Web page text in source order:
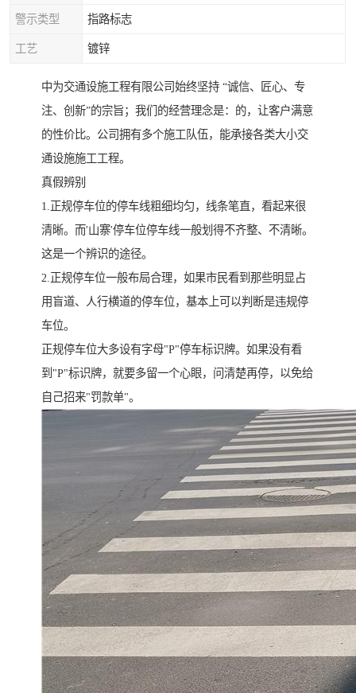
警示类型 指路标志
工艺 镀锌
中为交通设施工程有限公司始终坚持 “诚信、匠心、专
注、创新”的宗旨；我们的经营理念是：的，让客户满意
的性价比。公司拥有多个施工队伍，能承接各类大小交
通设施施工工程。
真假辨别
1.正规停车位的停车线粗细均匀，线条笔直，看起来很
清晰。而'山寨'停车位停车线一般划得不齐整、不清晰。
这是一个辨识的途径。
2.正规停车位一般布局合理，如果市民看到那些明显占
用盲道、人行横道的停车位，基本上可以判断是违规停
车位。
正规停车位大多设有字母"P"停车标识牌。如果没有看
到"P"标识牌，就要多留一个心眼，问清楚再停，以免给
自己招来"罚款单"。